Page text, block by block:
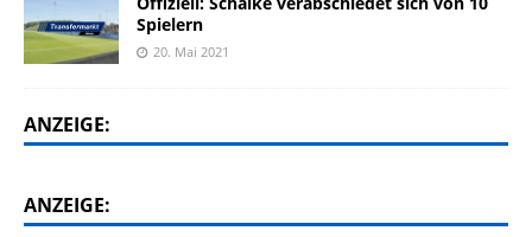
Spielern
20. Mai 2021
ANZEIGE:
ANZEIGE: